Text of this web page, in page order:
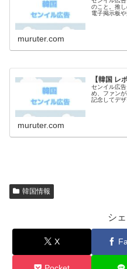
のこと。推
電子掲示板
muruter.com
【韓国 レ
センイル広
め、ファン
記念してデ
muruter.com
韓国情報
シ
X